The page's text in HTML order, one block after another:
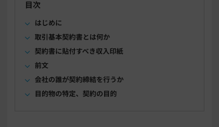
目次
はじめに
取引基本契約書とは何か
契約書に貼付すべき収入印紙
前文
会社の誰が契約締結を行うか
目的物の特定、契約の目的